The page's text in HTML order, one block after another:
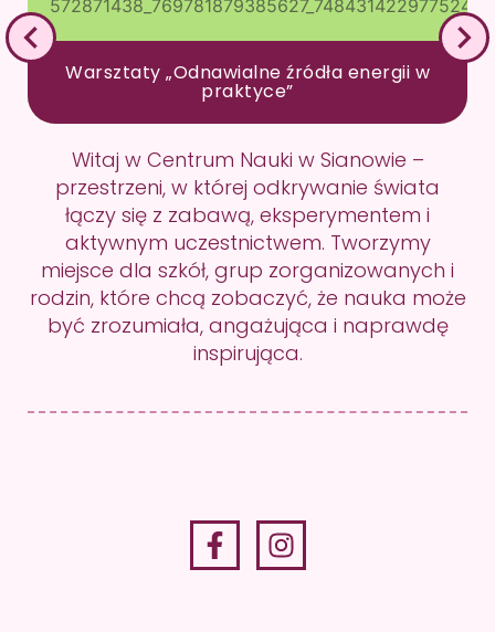
Warsztaty „Odnawialne źródła energii w
praktyce”
Witaj w Centrum Nauki w Sianowie –
przestrzeni, w której odkrywanie świata
łączy się z zabawą, eksperymentem i
aktywnym uczestnictwem. Tworzymy
miejsce dla szkół, grup zorganizowanych i
rodzin, które chcą zobaczyć, że nauka może
być zrozumiała, angażująca i naprawdę
inspirująca.